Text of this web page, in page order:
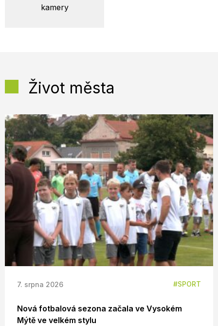
kamery
Život města
7. srpna 2026 SPORT
Nová fotbalová sezona začala ve Vysokém
Mýtě ve velkém stylu